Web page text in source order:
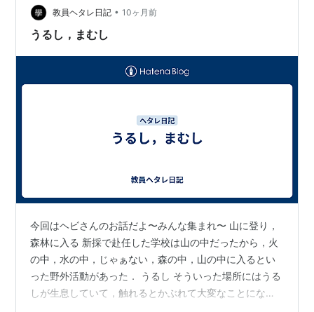
あるとはいえ、ワイルドでバチアタリな我が家のお彼岸
は明けていく。 使用カメラ:arrows We2 Plus
教員ヘタレ日記 • 10ヶ月前
うるし，まむし
今回はヘビさんのお話だよ〜みんな集まれ〜 山に登り，
森林に入る 新採で赴任した学校は山の中だったから，火
の中，水の中，じゃぁない，森の中，山の中に入るとい
った野外活動があった． うるし そういった場所にはうる
しが生息していて，触れるとかぶれて大変なことになる